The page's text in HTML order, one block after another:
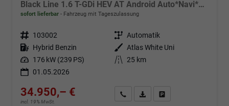
Black Line 1.6 T-GDi HEV AT Android Auto*Navi*SHZ*Kamera*2Z Klimaauto*
sofort lieferbar Fahrzeug mit Tageszulassung
Fahrzeugnr. 103002 Getriebe Automatik
Kraftstoff Hybrid Benzin Außenfarbe Atlas White Uni
Leistung 176 kW (239 PS) Kilometerstand 25 km
01.05.2026
34.950,– €
incl. 19% MwSt.
Angebot anfordern
Fahrzeugexpose (PDF)